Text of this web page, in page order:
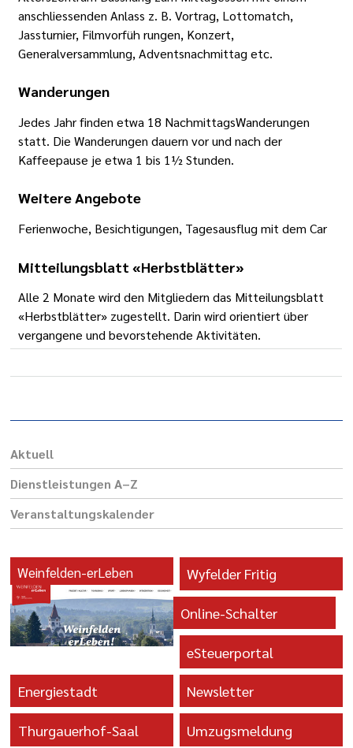
anschliessenden Anlass z. B. Vortrag, Lottomatch,
Jassturnier, Filmvorfüh rungen, Konzert,
Generalversammlung, Adventsnachmittag etc.
Wanderungen
Jedes Jahr finden etwa 18 NachmittagsWanderungen
statt. Die Wanderungen dauern vor und nach der
Kaffeepause je etwa 1 bis 1½ Stunden.
Weitere Angebote
Ferienwoche, Besichtigungen, Tagesausflug mit dem Car
Mitteilungsblatt «Herbstblätter»
Alle 2 Monate wird den Mitgliedern das Mitteilungsblatt
«Herbstblätter» zugestellt. Darin wird orientiert über
vergangene und bevorstehende Aktivitäten.
Aktuell
Dienst­leis­tungen A–Z
Veranstaltungs­kalender
Weinfelden-erLeben Wyfelder Fritig
Online-Schalter
eSteuerportal
Energiestadt Newsletter
Thurgauerhof-Saal Umzugsmeldung